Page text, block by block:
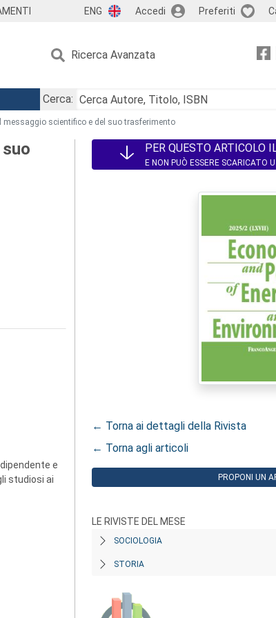
ENG Accedi Preferiti
Ricerca Avanzata
Cerca:
messaggio scientifico e del suo trasferimento
e
studiosi ai
PER QUESTO ARTICOLO
E NON PUÒ ESSERE SCARICATO
← Torna ai dettagli della Rivista
← Torna agli articoli
PROPONI UN
LE RIVISTE DEL MESE
SOCIOLOGIA
STORIA